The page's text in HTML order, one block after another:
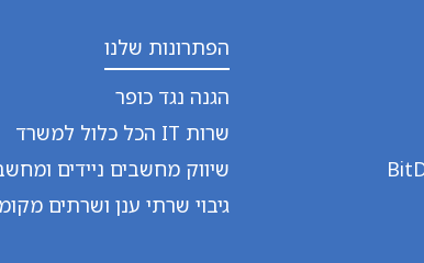
הפתרונות שלנו
הגנה נגד כופר
שרות IT הכל כלול למשרד
שיווק מחשבים ניידים
גיבוי שרתי ענן ושרתים